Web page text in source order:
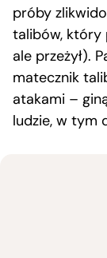
próby
talibów, który
ale przeżył).
matecznik
atakami –
ludzie, w tym